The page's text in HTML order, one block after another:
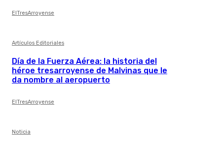
ElTresArroyense
Artículos Editoriales
Día de la Fuerza Aérea: la historia del
héroe tresarroyense de Malvinas que le
da nombre al aeropuerto
ElTresArroyense
Noticia